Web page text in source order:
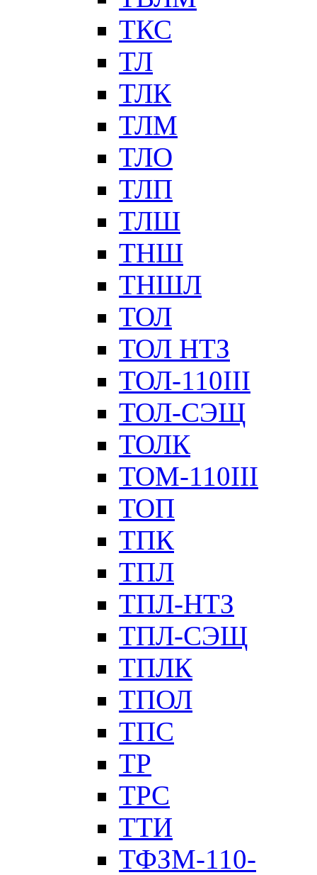
ТКС
ТЛ
ТЛК
ТЛМ
ТЛО
ТЛП
ТЛШ
ТНШ
ТНШЛ
ТОЛ
ТОЛ НТЗ
ТОЛ-110III
ТОЛ-СЭЩ
ТОЛК
ТОМ-110III
ТОП
ТПК
ТПЛ
ТПЛ-НТЗ
ТПЛ-СЭЩ
ТПЛК
ТПОЛ
ТПС
ТР
ТРС
ТТИ
ТФЗМ-110-